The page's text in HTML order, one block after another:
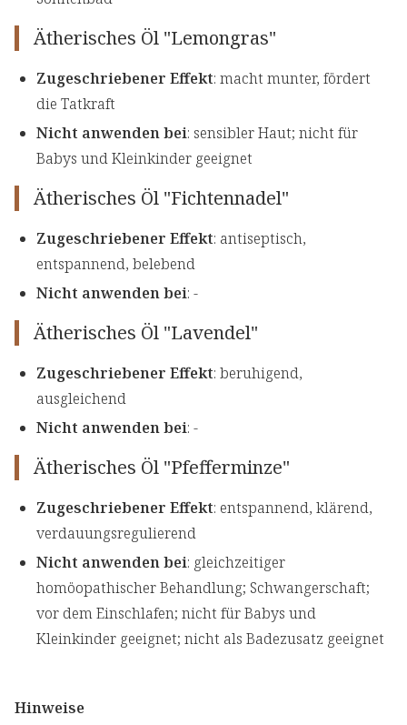
Ätherisches Öl "Lemongras"
Zugeschriebener Effekt: macht munter, fördert
die Tatkraft
Nicht anwenden bei: sensibler Haut; nicht für
Babys und Kleinkinder geeignet
Ätherisches Öl "Fichtennadel"
Zugeschriebener Effekt: antiseptisch,
entspannend, belebend
Nicht anwenden bei: -
Ätherisches Öl "Lavendel"
Zugeschriebener Effekt: beruhigend,
ausgleichend
Nicht anwenden bei: -
Ätherisches Öl "Pfefferminze"
Zugeschriebener Effekt: entspannend, klärend,
verdauungsregulierend
Nicht anwenden bei: gleichzeitiger
homöopathischer Behandlung; Schwangerschaft;
vor dem Einschlafen; nicht für Babys und
Kleinkinder geeignet; nicht als Badezusatz geeignet
Hinweise